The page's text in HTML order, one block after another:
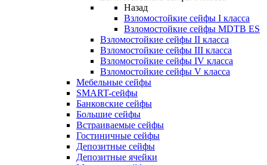
Назад
Взломостойкие сейфы I класса
Взломостойкие сейфы MDTB ES
Взломостойкие сейфы II класса
Взломостойкие сейфы III класса
Взломостойкие сейфы IV класса
Взломостойкие сейфы V класса
Мебельные сейфы
SMART-сейфы
Банковские сейфы
Большие сейфы
Встраиваемые сейфы
Гостиничные сейфы
Депозитные сейфы
Депозитные ячейки